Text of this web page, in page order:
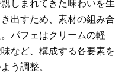
しまれてきた味わいを生
出すため、素材の組み合
パフェはクリームの軽
など、構成する各要素を
う調整。